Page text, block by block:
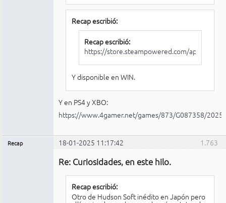
Recap escribió:
Recap escribió:
https://store.steampowered.com/app/
Y disponible en WIN.
Y en PS4 y XBO:
https://www.4gamer.net/games/873/G087358/
1.763
Recap 18-01-2025 11:17:42
Re: Curiosidades, en este hilo.
Recap escribió:
Otro de Hudson Soft inédito en Japón pero